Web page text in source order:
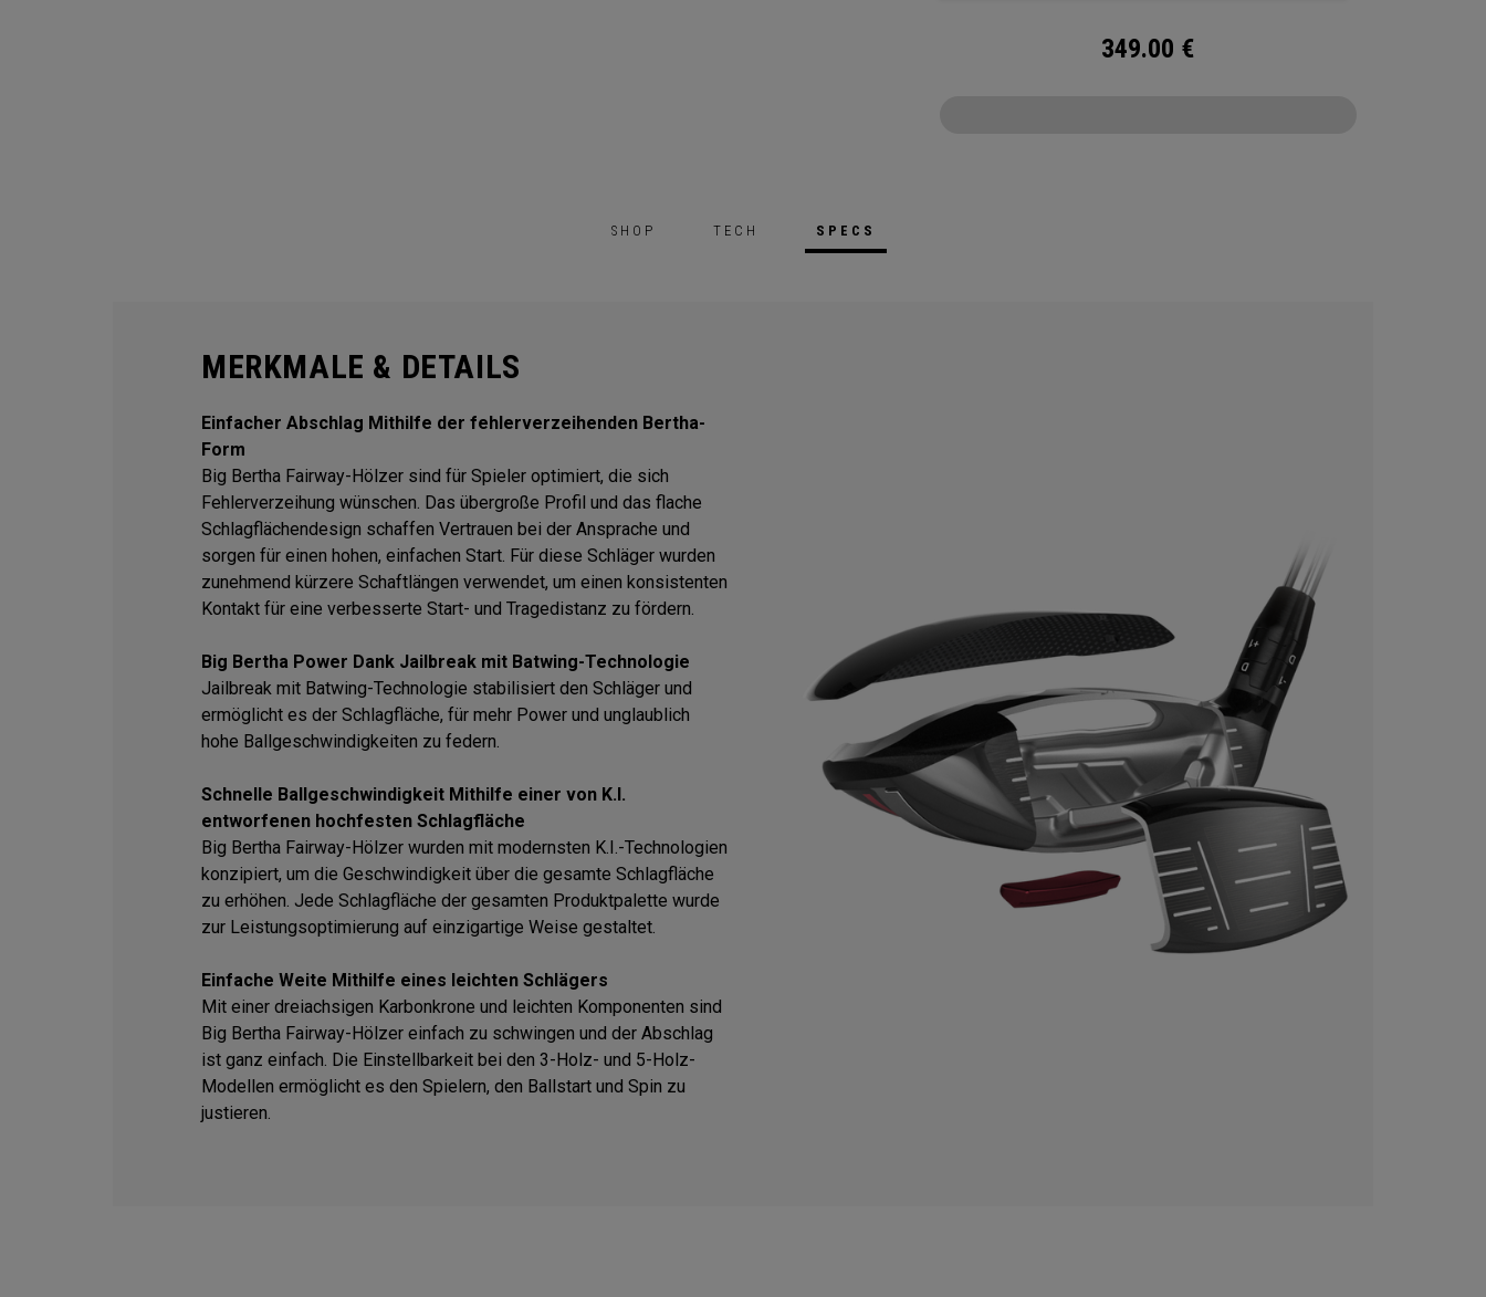
349.00 €
SHOP TECH SPECS
MERKMALE & DETAILS
Einfacher Abschlag Mithilfe der fehlerverzeihenden Bertha-
Form
Big Bertha Fairway-Hölzer sind für Spieler optimiert, die sich
Fehlerverzeihung wünschen. Das übergroße Profil und das flache
Schlagflächendesign schaffen Vertrauen bei der Ansprache und
sorgen für einen hohen, einfachen Start. Für diese Schläger wurden
zunehmend kürzere Schaftlängen verwendet, um einen konsistenten
Kontakt für eine verbesserte Start- und Tragedistanz zu fördern.
Big Bertha Power Dank Jailbreak mit Batwing-Technologie
Jailbreak mit Batwing-Technologie stabilisiert den Schläger und
ermöglicht es der Schlagfläche, für mehr Power und unglaublich
hohe Ballgeschwindigkeiten zu federn.
Schnelle Ballgeschwindigkeit Mithilfe einer von K.I.
entworfenen hochfesten Schlagfläche
Big Bertha Fairway-Hölzer wurden mit modernsten K.I.-Technologien
konzipiert, um die Geschwindigkeit über die gesamte Schlagfläche
zu erhöhen. Jede Schlagfläche der gesamten Produktpalette wurde
zur Leistungsoptimierung auf einzigartige Weise gestaltet.
Einfache Weite Mithilfe eines leichten Schlägers
Mit einer dreiachsigen Karbonkrone und leichten Komponenten sind
Big Bertha Fairway-Hölzer einfach zu schwingen und der Abschlag
ist ganz einfach. Die Einstellbarkeit bei den 3-Holz- und 5-Holz-
Modellen ermöglicht es den Spielern, den Ballstart und Spin zu
justieren.